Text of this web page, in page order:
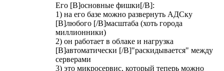
Его [B]основные фишки[/B]:
1) на его базе можно развернуть АДСку
[B]любого [/B]масштаба (хоть города
миллионники)
2) он работает в облаке и нагрузка
[B]автоматически [/B]"раскидывается" между
серверами
3) это микросервис, который теперь можно